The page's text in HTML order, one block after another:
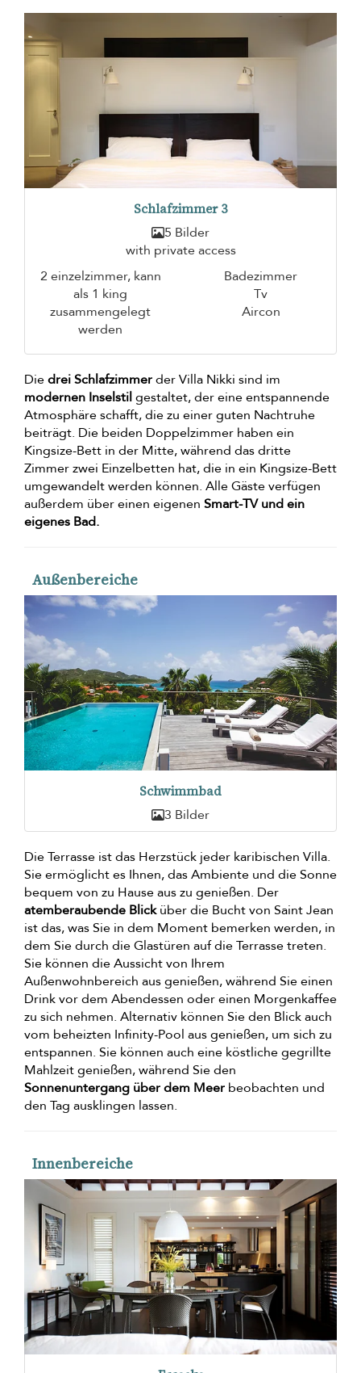
Schlafzimmer 3
5 Bilder
with private access
2 einzelzimmer, kann
als 1 king
zusammengelegt
werden
Badezimmer
Tv
Aircon
Diedrei Schlafzimmerder Villa Nikki sind im
modernen Inselstilgestaltet, der eine entspannende
Atmosphäre schafft, die zu einer guten Nachtruhe
beiträgt. Die beiden Doppelzimmer haben ein
Kingsize-Bett in der Mitte, während das dritte
Zimmer zwei Einzelbetten hat, die in ein Kingsize-Bett
umgewandelt werden können. Alle Gäste verfügen
außerdem über einen eigenen Smart-TV und ein
eigenes Bad.
Außenbereiche
Schwimmbad
3 Bilder
Die Terrasse ist das Herzstück jeder karibischen Villa.
Sie ermöglicht es Ihnen, das Ambiente und die Sonne
bequem von zu Hause aus zu genießen. Der
atemberaubende Blicküber die Bucht von Saint Jean
ist das, was Sie in dem Moment bemerken werden, in
dem Sie durch die Glastüren auf die Terrasse treten.
Sie können die Aussicht von Ihrem
Außenwohnbereich aus genießen, während Sie einen
Drink vor dem Abendessen oder einen Morgenkaffee
zu sich nehmen. Alternativ können Sie den Blick auch
vom beheizten Infinity-Pool aus genießen, um sich zu
entspannen. Sie können auch eine köstliche gegrillte
Mahlzeit genießen, während Sie den
Sonnenuntergang über dem Meer beobachten und
den Tag ausklingen lassen.
Innenbereiche